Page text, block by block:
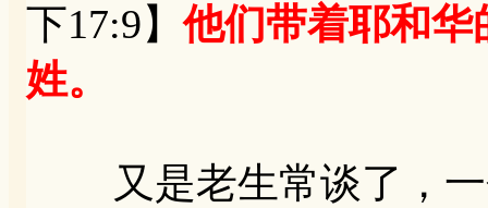
下17:9】他们带着耶和
姓。
又是老生常谈了，一